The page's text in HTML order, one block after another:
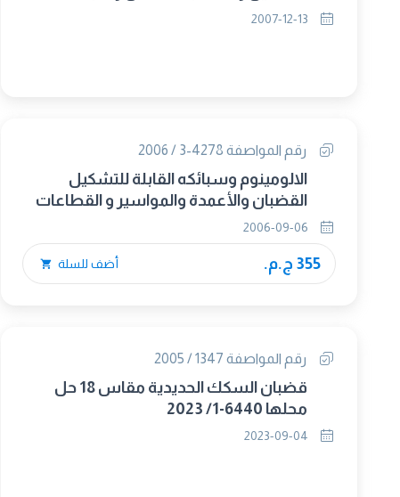
رقم المواصفة 4278-3 / 2006
الالومينوم وسبائكه القابلة للتشكيل
القضبان والأعمدة والمواسير و القطاعات
الشكل والأبعاد للقضبان الم
355 ج.م. أضف للسلة
رقم المواصفة 1347 / 2005
قضبان السكك الحديدية مقاس 18 حل
محلها 6440-1/ 2023